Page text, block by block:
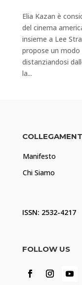
Elia Kazan è
del cinema
insieme a Lee
propose un
distanziandosi
la...
Manifesto
Chi Siamo
ISSN: 2532-4217
FOLLOW US